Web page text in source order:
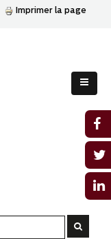
Imprimer la page